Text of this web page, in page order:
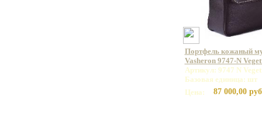
Портфель кожаный
Vasheron 9747-N
Артикул: 9747 N
Базовая единица: шт
Цена:
87 000,00